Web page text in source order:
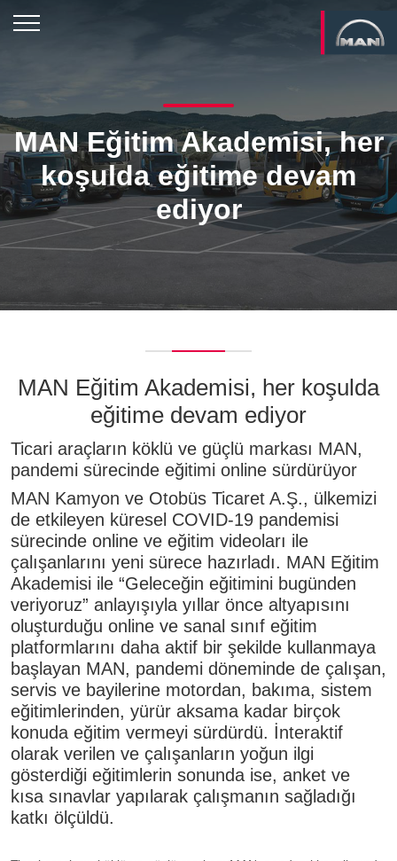
MAN Eğitim Akademisi, her
koşulda eğitime devam
ediyor
MAN Eğitim Akademisi, her koşulda
eğitime devam ediyor
Ticari araçların köklü ve güçlü markası MAN,
pandemi sürecinde eğitimi online sürdürüyor
MAN Kamyon ve Otobüs Ticaret A.Ş., ülkemizi
de etkileyen küresel COVID-19 pandemisi
sürecinde online ve eğitim videoları ile
çalışanlarını yeni sürece hazırladı. MAN Eğitim
Akademisi ile “Geleceğin eğitimini bugünden
veriyoruz” anlayışıyla yıllar önce altyapısını
oluşturduğu online ve sanal sınıf eğitim
platformlarını daha aktif bir şekilde kullanmaya
başlayan MAN, pandemi döneminde de çalışan,
servis ve bayilerine motordan, bakıma, sistem
eğitimlerinden, yürür aksama kadar birçok
konuda eğitim vermeyi sürdürdü. İnteraktif
olarak verilen ve çalışanların yoğun ilgi
gösterdiği eğitimlerin sonunda ise, anket ve
kısa sınavlar yapılarak çalışmanın sağladığı
katkı ölçüldü.